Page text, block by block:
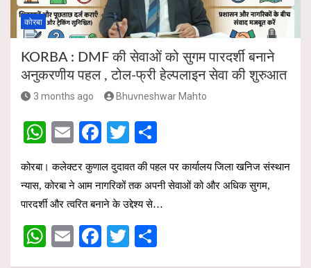
कोरबा
KORBA : DMF की सेवाओं को सुगम पारदर्शी बनाने
अनुकरणीय पहल , टोल-फ्री हेल्पलाइन सेवा की शुरुआत
3 months ago Bhuvneshwar Mahto
W
at
s
A
p
E
ail
F
ce
b
o
o
T
wi
tt
er
ar
कोरबा। कलेक्टर कुणाल दुदावत की पहल पर कार्यालय जिला खनिज संस्थान
न्यास, कोरबा ने आम नागरिकों तक अपनी सेवाओं को और अधिक सुगम,
पारदर्शी और त्वरित बनाने के उद्देश्य से…
W E
F
T